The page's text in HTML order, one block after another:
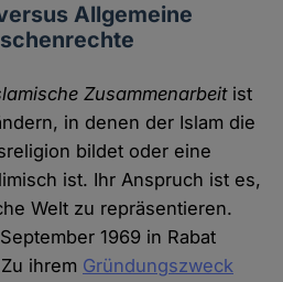
Allgemeine
Zusammenarbeitist
in denen der Islam die
bildet oder eine
ist. Ihr Anspruch ist es,
Welt zu repräsentieren.
1969 in Rabat
ihrem Gründungszweck